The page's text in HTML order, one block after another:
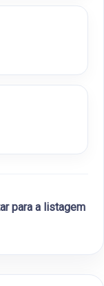
para a listagem